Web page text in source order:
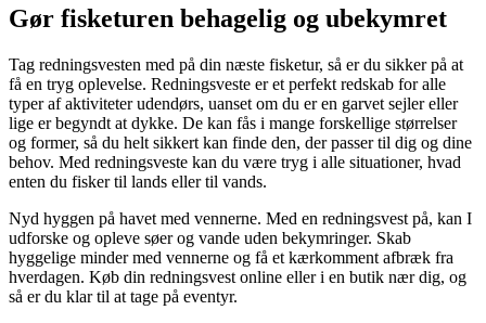
Gør fisketuren behagelig og ubekymret
Tag redningsvesten med på din næste fisketur, så er du sikker på at
få en tryg oplevelse. Redningsveste er et perfekt redskab for alle
typer af aktiviteter udendørs, uanset om du er en garvet sejler eller
lige er begyndt at dykke. De kan fås i mange forskellige størrelser
og former, så du helt sikkert kan finde den, der passer til dig og dine
behov. Med redningsveste kan du være tryg i alle situationer, hvad
enten du fisker til lands eller til vands.
Nyd hyggen på havet med vennerne. Med en redningsvest på, kan I
udforske og opleve søer og vande uden bekymringer. Skab
hyggelige minder med vennerne og få et kærkomment afbræk fra
hverdagen. Køb din redningsvest online eller i en butik nær dig, og
så er du klar til at tage på eventyr.